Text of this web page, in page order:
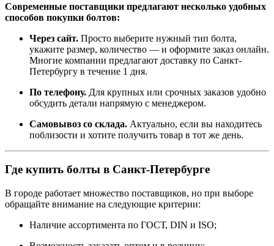
Современные поставщики предлагают несколько удобных
способов покупки болтов:
Через сайт. Просто выберите нужный тип болта,
укажите размер, количество — и оформите заказ онлайн.
Многие компании предлагают доставку по Санкт-
Петербургу в течение 1 дня.
По телефону. Для крупных или срочных заказов удобно
обсудить детали напрямую с менеджером.
Самовывоз со склада. Актуально, если вы находитесь
поблизости и хотите получить товар в тот же день.
Где купить болты в Санкт-Петербурге
В городе работает множество поставщиков, но при выборе
обращайте внимание на следующие критерии:
Наличие ассортимента по ГОСТ, DIN и ISO;